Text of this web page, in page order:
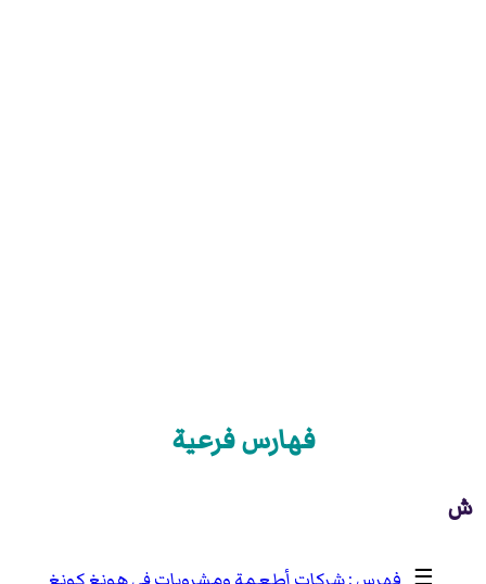
فهارس فرعية
ش